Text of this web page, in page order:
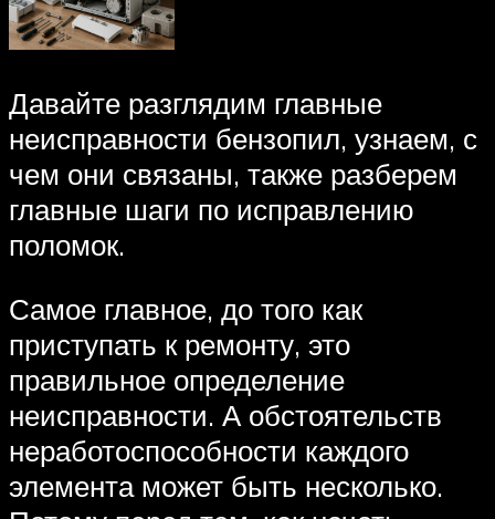
Давайте разглядим главные
неисправности бензопил, узнаем, с
чем они связаны, также разберем
главные шаги по исправлению
поломок.
Самое главное, до того как
приступать к ремонту, это
правильное определение
неисправности. А обстоятельств
неработоспособности каждого
элемента может быть несколько.